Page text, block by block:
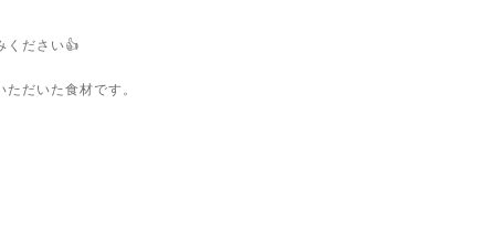
ください👍
だいた食材です。